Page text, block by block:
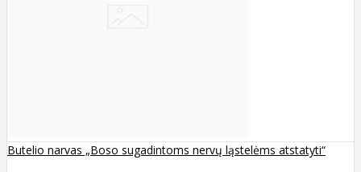
Butelio narvas „Boso sugadintoms nervų ląstelėms atstatyti“